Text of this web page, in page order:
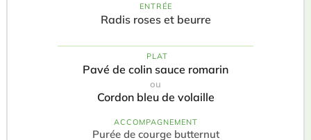
ENTRÉE
Radis roses et beurre
️ PLAT
Pavé de colin sauce romarin
ou
Cordon bleu de volaille
ACCOMPAGNEMENT
Purée de courge butternut